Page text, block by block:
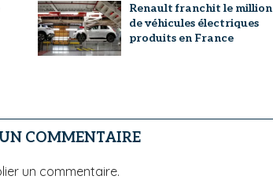
Renault franchit le million
de véhicules électriques
produits en France
COMMENTAIRE
un commentaire.